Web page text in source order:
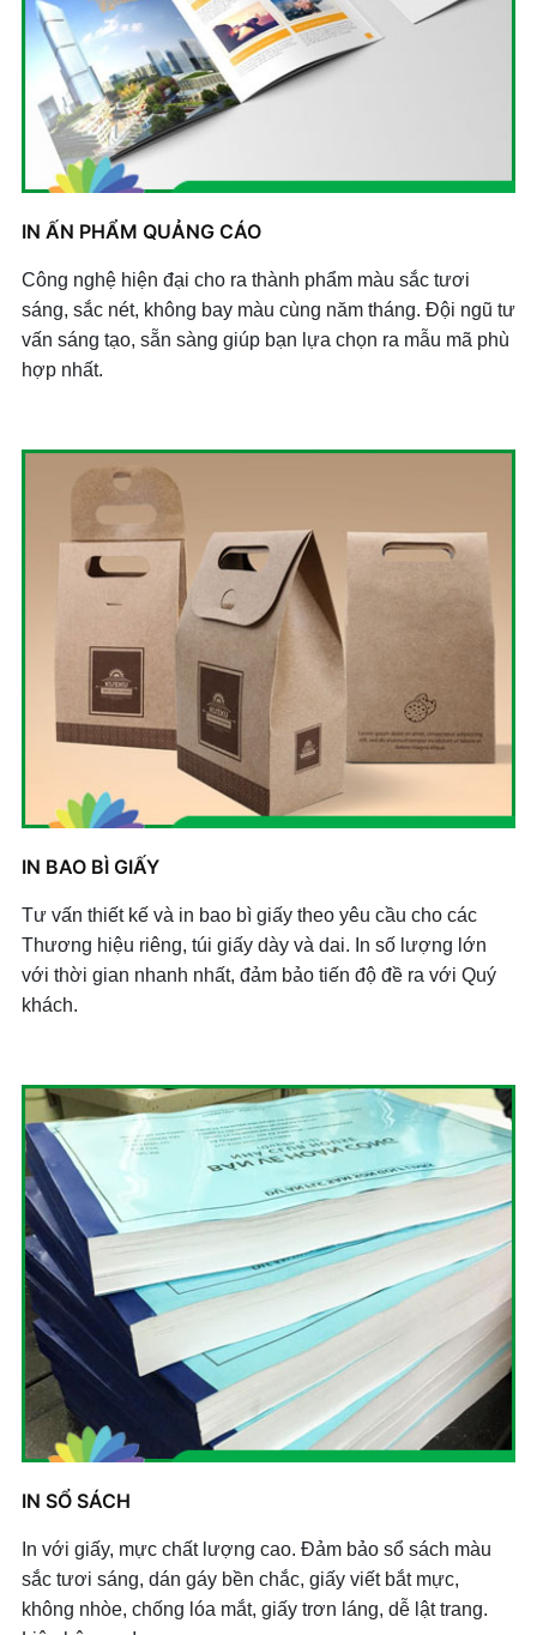
IN ẤN PHẨM QUẢNG CÁO
Công nghệ hiện đại cho ra thành phẩm màu sắc tươi
sáng, sắc nét, không bay màu cùng năm tháng. Đội ngũ tư
vấn sáng tạo, sẵn sàng giúp bạn lựa chọn ra mẫu mã phù
hợp nhất.
IN BAO BÌ GIẤY
Tư vấn thiết kế và in bao bì giấy theo yêu cầu cho các
Thương hiệu riêng, túi giấy dày và dai. In số lượng lớn
với thời gian nhanh nhất, đảm bảo tiến độ đề ra với Quý
khách.
IN SỔ SÁCH
In với giấy, mực chất lượng cao. Đảm bảo sổ sách màu
sắc tươi sáng, dán gáy bền chắc, giấy viết bắt mực,
không nhòe, chống lóa mắt, giấy trơn láng, dễ lật trang.